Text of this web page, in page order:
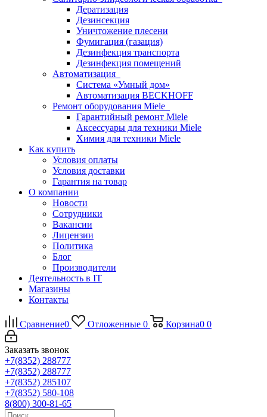
Дератизация
Дезинсекция
Уничтожение плесени
Фумигация (газация)
Дезинфекция транспорта
Дезинфекция помещений
Автоматизация
Система «Умный дом»
Автоматизация BECKHOFF
Ремонт оборудования Miele
Гарантийный ремонт Miele
Аксессуары для техники Miele
Химия для техники Miele
Как купить
Условия оплаты
Условия доставки
Гарантия на товар
О компании
Новости
Сотрудники
Вакансии
Лицензии
Политика
Блог
Производители
Деятельность в IT
Магазины
Контакты
Сравнение0 Отложенные 0 Корзина0 0
Заказать звонок
+7(8352) 288777
+7(8352) 288777
+7(8352) 285107
+7(8352) 580-108
8(800) 300-81-65